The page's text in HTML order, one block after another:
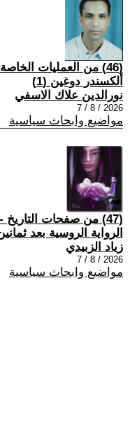
(46) من العمليات
ألكسندر دوغين (1)
نورالدين علاك الاسفي
2026 / 8 / 7
مواضيع وابحاث سياسية
(47) من صفحات
الرواية الروسية بعد
زياد الزبيدي
2026 / 8 / 7
مواضيع وابحاث سياسية